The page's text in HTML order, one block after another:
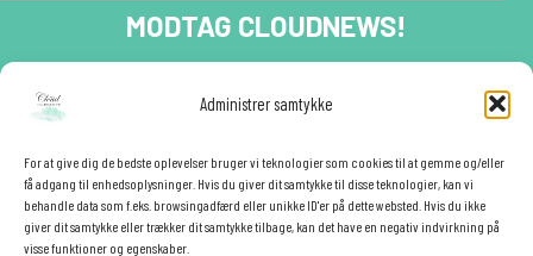
Administrer samtykke
For at give dig de bedste oplevelser bruger vi teknologier som cookies til at gemme og/eller
få adgang til enhedsoplysninger. Hvis du giver dit samtykke til disse teknologier, kan vi
behandle data som f.eks. browsingadfærd eller unikke ID'er på dette websted. Hvis du ikke
giver dit samtykke eller trækker dit samtykke tilbage, kan det have en negativ indvirkning på
visse funktioner og egenskaber.
b
o
f
a
g
a
e
r
s
u
b
MODTAG CLOUDNEWS!
festinspiration direkte i din indbakke.🎉
Fornavn
E-mail